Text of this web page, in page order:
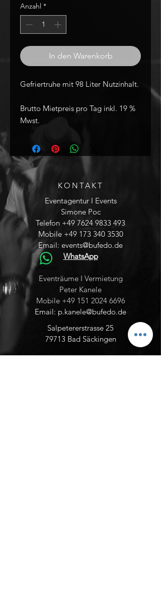
Anzahl *
In den Warenkorb
Gefriertruhe mit 98 Liter Nutzinhalt.
Brutto Mietpreis pro Tag inkl. 19 %
Mwst.
KONTAKT
Eventagentur I Events
Simone Poc
Telefon +49 7624 9833 493
Mobile +49 173 340 3530
Email: events@bufedo.de
WhatsApp
Eventräume I Vermietung
Peter Kanele
Mobile +49 151 2024 6696
Email: p.kanele@bufedo.de
WhatsApp
Salpetererstrasse 25
79713 Bad Säckingen